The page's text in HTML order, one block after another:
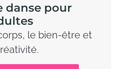
danse pour
le bien-être et